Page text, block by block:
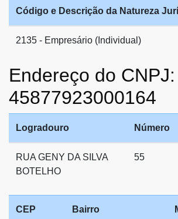
Código e Descrição da Natureza
2135 - Empresário (Individual)
Endereço do CNPJ:
45877923000164
Logradouro Número
RUA GENY DA SILVA
BOTELHO
55
CEP Bairro